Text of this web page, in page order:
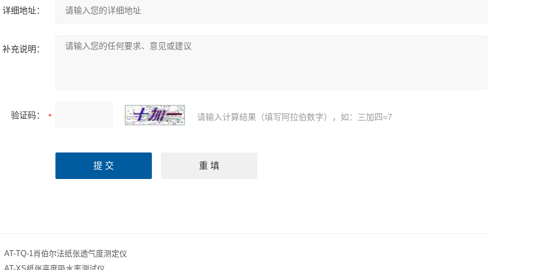
详细地址：
补充说明：
验证码： 请输入计算结果（填写阿拉伯数字），如：三加四=7
AT-TQ-1肖伯尔法纸张透气度测定仪